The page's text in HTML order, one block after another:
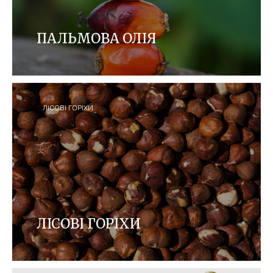
ПАЛЬМОВА ОЛІЯ
У Ferrero ми прагнемо постачати пальмову олію,
яка на 100% сертифікована RSPO, відокремлена
та простежується аж до плантацій.
ЛІСОВІ ГОРІХИ
ЛІСОВІ ГОРІХИ
Ми працюємо над створенням відповідального
ланцюжка постачань лісового горіха.